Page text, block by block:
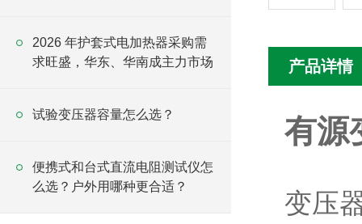
2026 年护套式电加热器采购需
求旺盛，华东、华南成主力市场
试验变压器容量怎么选？
便携式和台式直流电阻测试仪怎
么选？户外用哪种更合适？
产品详情
有源
变压